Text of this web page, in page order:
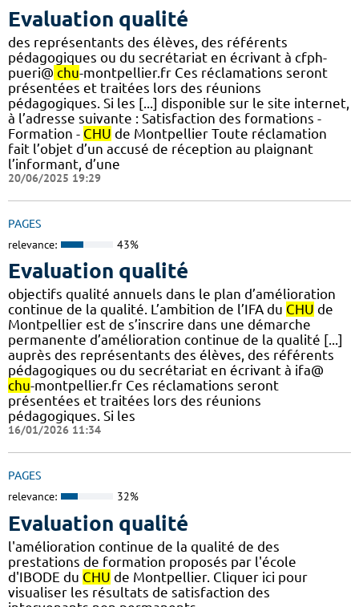
Evaluation qualité
des représentants des élèves, des référents
pédagogiques ou du secrétariat en écrivant à cfph-
pueri@ chu-montpellier.fr Ces réclamations seront
présentées et traitées lors des réunions
pédagogiques. Si les [...] disponible sur le site internet,
à l’adresse suivante : Satisfaction des formations -
Formation - CHU de Montpellier Toute réclamation
fait l’objet d’un accusé de réception au plaignant
l’informant, d’une
20/06/2025 19:29
PAGES
relevance: 43%
Evaluation qualité
objectifs qualité annuels dans le plan d’amélioration
continue de la qualité. L’ambition de l’IFA du CHU de
Montpellier est de s’inscrire dans une démarche
permanente d’amélioration continue de la qualité [...]
auprès des représentants des élèves, des référents
pédagogiques ou du secrétariat en écrivant à ifa@
chu-montpellier.fr Ces réclamations seront
présentées et traitées lors des réunions
pédagogiques. Si les
16/01/2026 11:34
PAGES
relevance: 32%
Evaluation qualité
l'amélioration continue de la qualité de des
prestations de formation proposés par l'école
d'IBODE du CHU de Montpellier. Cliquer ici pour
visualiser les résultats de satisfaction des